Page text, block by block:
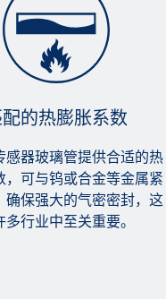
的热膨胀系数
感器玻璃管提供合适的热
，可与钨或合金等金属紧
确保强大的气密密封，这
多行业中至关重要。